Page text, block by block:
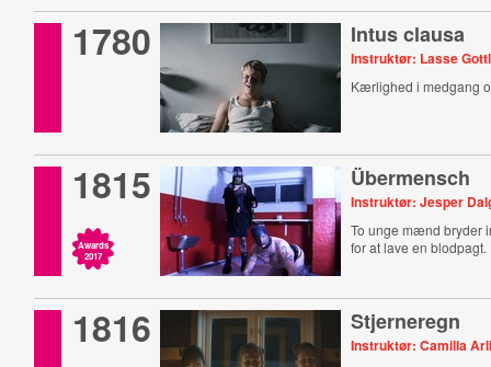
1780 Intus clausa
Instruktør: Lasse
Kærlighed i medgang
1815
Awards
2017
Übermensch
Instruktør: Jesper
To unge mænd bryder
for at lave en blodpagt.
1816 Stjerneregn
Instruktør: Camilla